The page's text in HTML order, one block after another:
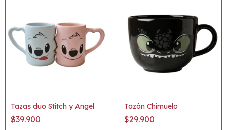
Tazas duo Stitch y Angel
$39.900
Tazón Chimuelo
$29.900